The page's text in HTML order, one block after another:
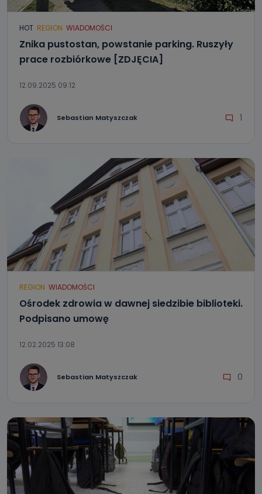
HOT REGION WIADOMOŚCI
Znika pustostan, powstanie parking. Ruszyły
prace rozbiórkowe [ZDJĘCIA]
12.09.2025 09:12
Sebastian Matyszczak 1
REGION WIADOMOŚCI
Ośrodek zdrowia w dawnej siedzibie biblioteki.
Podpisano umowę
12.02.2025 13:08
Sebastian Matyszczak 0